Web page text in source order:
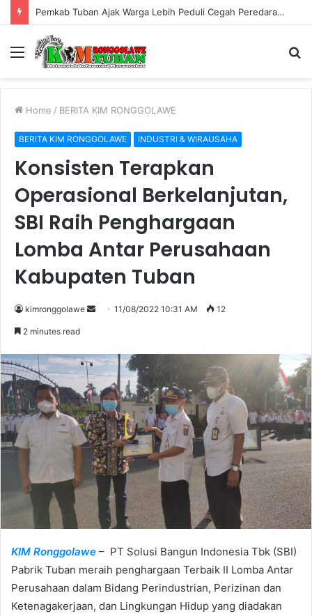
Sosialisasi Perundang-undangan di Bidang Cukai Perkuat Komitmen Berantas Rokok Ilegal di Kabupaten Tuban
Menu
Home / BERITA KIM RONGGOLAWE
BERITA KIM RONGGOLAWE INDUSTRI & WIRAUSAHA
Konsisten Terapkan
Operasional Berkelanjutan,
SBI Raih Penghargaan
Lomba Antar Perusahaan
Kabupaten Tuban
kimronggolawe
d
a
n
e
m
a
i
l
11/08/2022 10:31 AM 12
2 minutes read
KIM Ronggolawe – PT Solusi Bangun Indonesia Tbk (SBI)
Pabrik Tuban meraih penghargaan Terbaik II Lomba Antar
Perusahaan dalam Bidang Perindustrian, Perizinan dan
Ketenagakerjaan, dan Lingkungan Hidup yang diadakan